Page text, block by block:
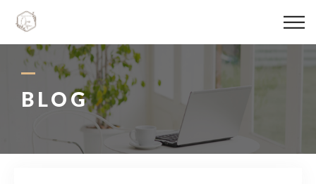
BLOG
Ojas spaについて
メニュー料金
施術実績